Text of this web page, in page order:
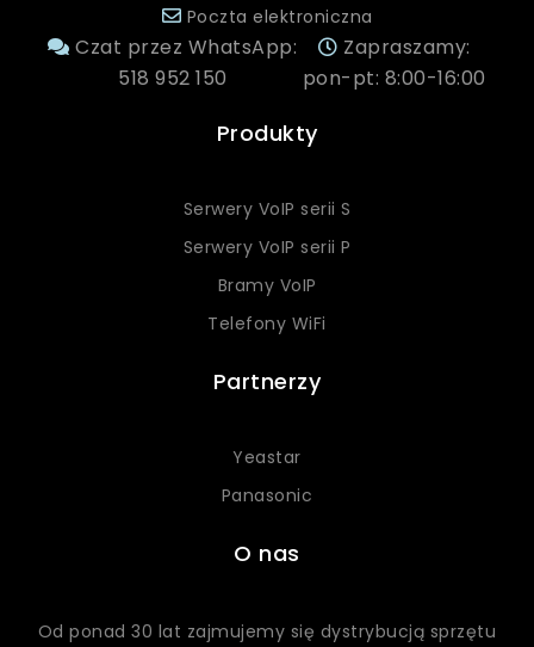
Poczta elektroniczna
Czat przez WhatsApp:
518 952 150
Zapraszamy:
pon-pt: 8:00-16:00
Produkty
Serwery VoIP serii S
Serwery VoIP serii P
Bramy VoIP
Telefony WiFi
Partnerzy
Yeastar
Panasonic
O nas
Od ponad 30 lat zajmujemy się dystrybucją sprzętu